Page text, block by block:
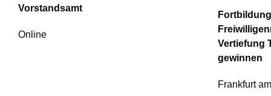
Vorstandsamt
Online
Fortbildung
Vertiefung
gewinnen
Frankfurt